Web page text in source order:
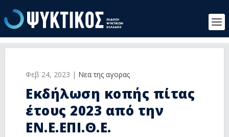
Εκδήλωση κοπής πίτας
έτους 2023 από την
ΕΝ.Ε.ΕΠΙ.Θ.Ε.
Φεβ 24, 2023 | Νεα της αγορας